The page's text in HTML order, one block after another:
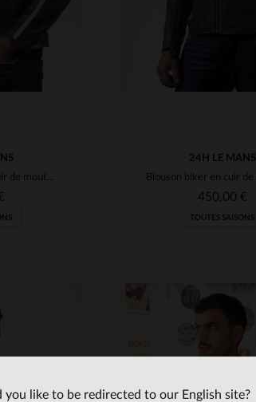
Blouson motard en cuir de mouton vert, inspiré des 24 Heures du Mans.
24H LE MANS
450,00 €
TOUTES SAISONS
you like to be redirected to our English site?